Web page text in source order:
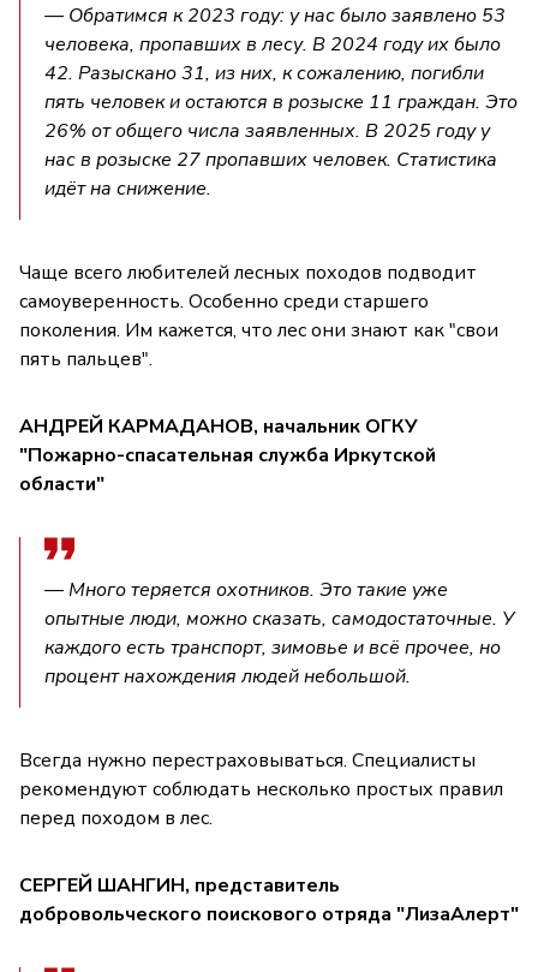
— Обратимся к 2023 году: у нас было заявлено 53
человека, пропавших в лесу. В 2024 году их было
42. Разыскано 31, из них, к сожалению, погибли
пять человек и остаются в розыске 11 граждан. Это
26% от общего числа заявленных. В 2025 году у
нас в розыске 27 пропавших человек. Статистика
идёт на снижение.
Чаще всего любителей лесных походов подводит
самоуверенность. Особенно среди старшего
поколения. Им кажется, что лес они знают как "свои
пять пальцев".
АНДРЕЙ КАРМАДАНОВ, начальник ОГКУ
"Пожарно-спасательная служба Иркутской
области"
— Много теряется охотников. Это такие уже
опытные люди, можно сказать, самодостаточные. У
каждого есть транспорт, зимовье и всё прочее, но
процент нахождения людей небольшой.
Всегда нужно перестраховываться. Специалисты
рекомендуют соблюдать несколько простых правил
перед походом в лес.
СЕРГЕЙ ШАНГИН, представитель
добровольческого поискового отряда "ЛизаАлерт"